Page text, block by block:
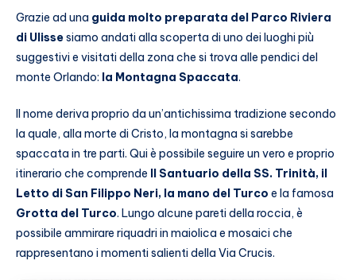
Grazie ad una guida molto preparata del Parco Riviera
di Ulissesiamo andati alla scoperta di uno dei luoghi più
suggestivi e visitati della zona che si trova alle pendici del
monte Orlando: la Montagna Spaccata.
Il nome deriva proprio da un’antichissima tradizione secondo
la quale, alla morte di Cristo, la montagna si sarebbe
spaccata in tre parti. Qui è possibile seguire un vero e proprio
itinerario che comprende Il Santuario della SS. Trinità, il
Letto di San Filippo Neri, la mano del Turco e la famosa
Grotta del Turco. Lungo alcune pareti della roccia, è
possibile ammirare riquadri in maiolica e mosaici che
rappresentano i momenti salienti della Via Crucis.